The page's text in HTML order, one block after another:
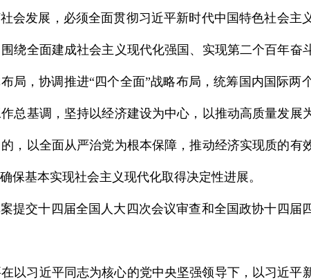
会发展，必须全面贯彻习近平新时代中国特色社会主
绕全面建成社会主义现代化强国、实现第二个百年奋
局，协调推进“四个全面”战略布局，统筹国内国际两
总基调，坚持以经济建设为中心，以推动高质量发展
，以全面从严治党为根本保障，推动经济实现质的有
保基本实现社会主义现代化取得决定性进展。
提交十四届全国人大四次会议审查和全国政协十四届
以习近平同志为核心的党中央坚强领导下，以习近平